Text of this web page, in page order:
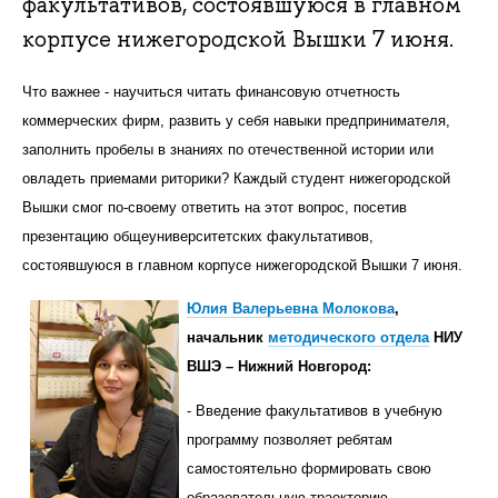
корпусе нижегородской Вышки 7 июня.
Что важнее - научиться читать финансовую отчетность
коммерческих фирм, развить у себя навыки предпринимателя,
заполнить пробелы в знаниях по отечественной истории или
овладеть приемами риторики? Каждый студент нижегородской
Вышки смог по-своему ответить на этот вопрос, посетив
презентацию общеуниверситетских факультативов,
состоявшуюся в главном корпусе нижегородской Вышки 7 июня.
Юлия Валерьевна Молокова,
начальник методического отделаНИУ
ВШЭ – Нижний Новгород:
- Введение факультативов в учебную
программу позволяет ребятам
самостоятельно формировать свою